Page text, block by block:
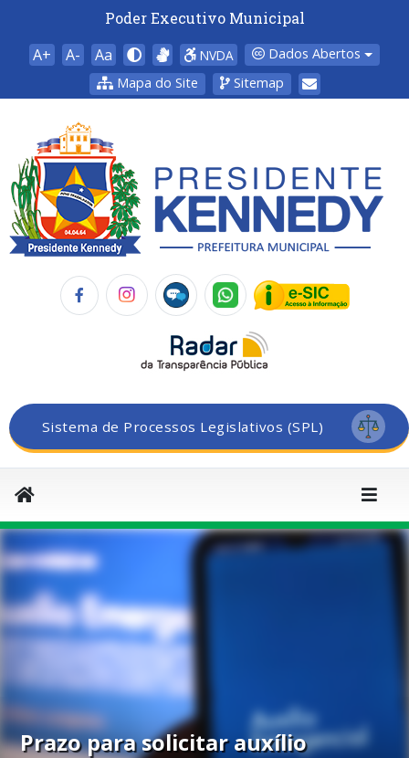
Poder Executivo Municipal
A+ A- Aa NVDA
Dados Abertos
Mapa do Site
Sitemap
Sistema de Processos Legislativos (SPL)
Prazo para solicitar auxílio